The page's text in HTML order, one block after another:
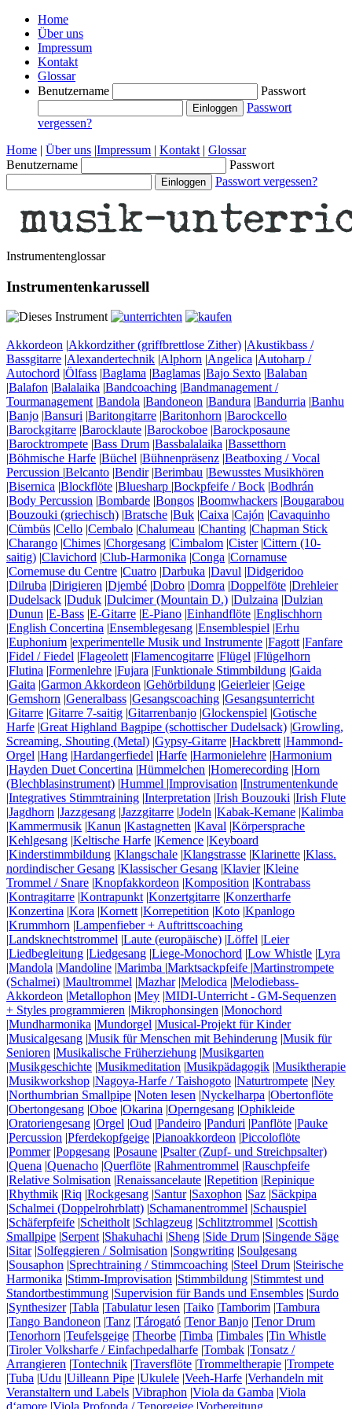
Home
Über uns
Impressum
Kontakt
Glossar
Benutzername
Passwort
Passwort
vergessen?
Home | Über uns |Impressum | Kontakt | Glossar
Benutzername
Passwort
Passwort vergessen?
Instrumentenglossar
Instrumentenkarussell
Akkordeon |Akkordzither (griffbrettlose Zither) |Akustikbass /
Bassgitarre |Alexandertechnik |Alphorn |Angelica |Autoharp /
Autochord |Ölfass |Baglama |Baglamas |Bajo Sexto |Balaban
|Balafon |Balalaika |Bandcoaching |Bandmanagement /
Tourmanagement|Bandola |Bandoneon |Bandura |Bandurria |Banhu
|Banjo |Bansuri |Baritongitarre |Baritonhorn |Barockcello
|Barockgitarre |Barocklaute |Barockoboe |Barockposaune
|Barocktrompete |Bass Drum |Bassbalalaika |Bassetthorn
|Böhmische Harfe |Büchel |Bühnenpräsenz |Beatboxing / Vocal
Percussion |Belcanto |Bendir|Berimbau |Bewusstes Musikhören
|Bisernica |Blockflöte |Bluesharp |Bockpfeife / Bock |Bodhrán
|Body Percussion |Bombarde |Bongos |Boomwhackers |Bougarabou
|Bouzouki (griechisch) |Bratsche |Buk |Caixa |Cajón |Cavaquinho
|Cümbüs |Cello |Cembalo |Chalumeau |Chanting |Chapman Stick
|Charango |Chimes |Chorgesang |Cimbalom |Cister|Cittern (10-
saitig) |Clavichord |Club-Harmonika |Conga |Cornamuse
|Cornemuse du Centre |Cuatro |Darbuka |Davul |Didgeridoo
|Dilruba |Dirigieren |Djembé |Dobro |Domra |Doppelföte |Drehleier
|Dudelsack |Duduk |Dulcimer (Mountain D.) |Dulzaina |Dulzian
|Dunun |E-Bass |E-Gitarre |E-Piano |Einhandflöte |Englischhorn
|English Concertina |Ensemblegesang |Ensemblespiel |Erhu
|Euphonium |experimentelle Musik und Instrumente |Fagott|Fanfare
|Fidel / Fiedel |Flageolett|Flamencogitarre |Flügel |Flügelhorn
|Flutina |Formenlehre |Fujara |Funktionale Stimmbildung |Gaida
|Gaita |Garmon Akkordeon |Gehörbildung |Geierleier|Geige
|Gemshorn |Generalbass |Gesangscoaching |Gesangsunterricht
|Gitarre |Gitarre 7-saitig |Gitarrenbanjo |Glockenspiel |Gotische
Harfe |Great Highland Bagpipe (schottischer Dudelsack) |Growling,
Screaming, Shouting (Metal) |Gypsy-Gitarre |Hackbrett|Hammond-
Orgel |Hang |Hardangerfiedel |Harfe |Harmonielehre |Harmonium
|Hayden Duet Concertina |Hümmelchen |Homerecording |Horn
(Blechblasinstrument) |Hummel |Improvisation |Instrumentenkunde
|Integratives Stimmtraining |Interpretation |Irish Bouzouki |Irish Flute
|Jagdhorn |Jazzgesang |Jazzgitarre |Jodeln |Kabak-Kemane |Kalimba
|Kammermusik |Kanun |Kastagnetten |Kaval |Körpersprache
|Kehlgesang |Keltische Harfe |Kemence |Keyboard
|Kinderstimmbildung |Klangschale |Klangstrasse |Klarinette |Klass.
nordindischer Gesang |Klassischer Gesang |Klavier|Kleine
Trommel / Snare |Knopfakkordeon |Komposition |Kontrabass
|Kontragitarre |Kontrapunkt|Konzertgitarre |Konzertharfe
|Konzertina |Kora |Kornett|Korrepetition |Koto |Kpanlogo
|Krummhorn |Lampenfieber + Auftrittscoaching
|Landsknechtstrommel |Laute (europäische) |Löffel |Leier
|Liedbegleitung |Liedgesang |Liege-Monochord |Low Whistle |Lyra
|Mandola |Mandoline |Marimba |Marktsackpfeife |Martinstrompete
(Schalmei) |Maultrommel |Mazhar|Melodica |Melodiebass-
Akkordeon |Metallophon |Mey |MIDI-Unterricht - GM-Sequenzen
+ Styles programmieren |Mikrophonsingen |Monochord
|Mundharmonika |Mundorgel |Musical-Projekt für Kinder
|Musicalgesang |Musik für Menschen mit Behinderung |Musik für
Senioren |Musikalische Früherziehung |Musikgarten
|Musikgeschichte |Musikmeditation |Musikpädagogik |Musiktherapie
|Musikworkshop |Nagoya-Harfe / Taishogoto |Naturtrompete |Ney
|Northumbrian Smallpipe |Noten lesen |Nyckelharpa |Obertonflöte
|Obertongesang |Oboe |Okarina |Operngesang |Ophikleide
|Oratoriengesang |Orgel |Oud |Pandeiro |Panduri |Panflöte |Pauke
|Percussion |Pferdekopfgeige |Pianoakkordeon |Piccoloflöte
|Pommer|Popgesang |Posaune |Psalter (Zupf- und Streichpsalter)
|Quena |Quenacho |Querflöte |Rahmentrommel |Rauschpfeife
|Relative Solmisation |Renaissancelaute |Repetition |Repinique
|Rhythmik |Riq |Rockgesang |Santur|Saxophon |Saz |Säckpipa
|Schalmei (Doppelrohrblatt) |Schamanentrommel |Schauspiel
|Schäferpfeife |Scheitholt|Schlagzeug |Schlitztrommel |Scottish
Smallpipe |Serpent|Shakuhachi |Sheng |Side Drum |Singende Säge
|Sitar|Solfeggieren / Solmisation |Songwriting |Soulgesang
|Sousaphon |Sprechtraining / Stimmcoaching |Steel Drum |Steirische
Harmonika |Stimm-Improvisation |Stimmbildung |Stimmtest und
Standortbestimmung |Supervision für Bands und Ensembles |Surdo
|Synthesizer|Tabla |Tabulatur lesen |Taiko |Tamborim |Tambura
|Tango Bandoneon |Tanz |Tárogató |Tenor Banjo |Tenor Drum
|Tenorhorn |Teufelsgeige |Theorbe |Timba |Timbales |Tin Whistle
|Tiroler Volksharfe / Einfachpedalharfe |Tombak |Tonsatz /
Arrangieren |Tontechnik |Traversflöte |Trommeltherapie |Trompete
|Tuba |Udu |Uilleann Pipe |Ukulele |Veeh-Harfe |Verhandeln mit
Veranstaltern und Labels |Vibraphon |Viola da Gamba |Viola